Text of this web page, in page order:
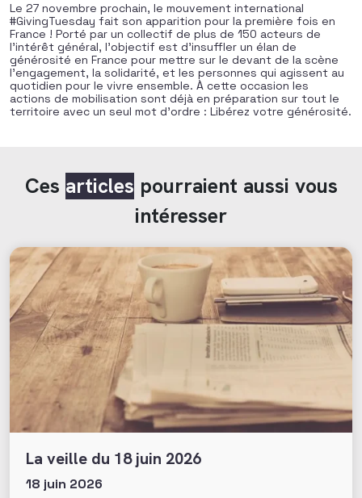
Le 27 novembre prochain, le mouvement international
#GivingTuesday fait son apparition pour la première fois en
France ! Porté par un collectif de plus de 150 acteurs de
l’intérêt général, l’objectif est d’insuffler un élan de
générosité en France pour mettre sur le devant de la scène
l’engagement, la solidarité, et les personnes qui agissent au
quotidien pour le vivre ensemble. À cette occasion les
actions de mobilisation sont déjà en préparation sur tout le
territoire avec un seul mot d’ordre : Libérez votre générosité.
Ces articles pourraient aussi vous
intéresser
La veille du 18 juin 2026
18 juin 2026